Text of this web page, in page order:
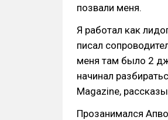
позвали меня.
Я работал как
писал
меня там было 2
начинал
Magazine,
Прозанимался